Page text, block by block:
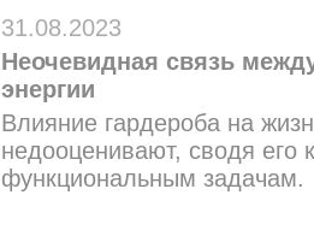
31.08.2023
Неочевидная связь
энергии
Влияние гардероба на
недооценивают, сводя его
функциональным задачам.